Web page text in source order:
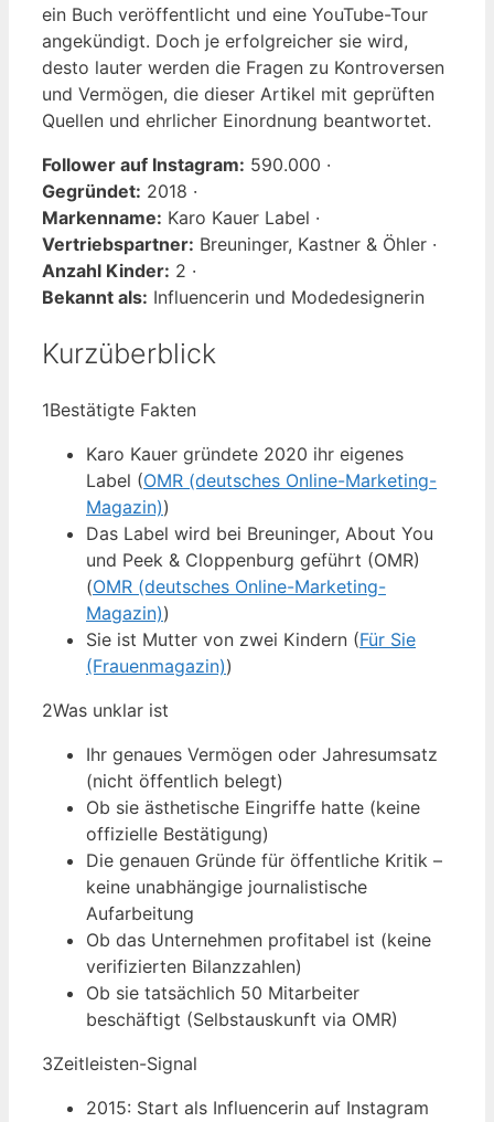
ein Buch veröffentlicht und eine YouTube-Tour
angekündigt. Doch je erfolgreicher sie wird,
desto lauter werden die Fragen zu Kontroversen
und Vermögen, die dieser Artikel mit geprüften
Quellen und ehrlicher Einordnung beantwortet.
Follower auf Instagram: 590.000 ·
Gegründet: 2018 ·
Markenname: Karo Kauer Label ·
Vertriebspartner: Breuninger, Kastner & Öhler ·
Anzahl Kinder: 2 ·
Bekannt als: Influencerin und Modedesignerin
Kurzüberblick
1Bestätigte Fakten
Karo Kauer gründete 2020 ihr eigenes
Label (OMR (deutsches Online-Marketing-
Magazin))
Das Label wird bei Breuninger, About You
und Peek & Cloppenburg geführt (OMR)
(OMR (deutsches Online-Marketing-
Magazin))
Sie ist Mutter von zwei Kindern (Für Sie
(Frauenmagazin))
2Was unklar ist
Ihr genaues Vermögen oder Jahresumsatz
(nicht öffentlich belegt)
Ob sie ästhetische Eingriffe hatte (keine
offizielle Bestätigung)
Die genauen Gründe für öffentliche Kritik –
keine unabhängige journalistische
Aufarbeitung
Ob das Unternehmen profitabel ist (keine
verifizierten Bilanzzahlen)
Ob sie tatsächlich 50 Mitarbeiter
beschäftigt (Selbstauskunft via OMR)
3Zeitleisten-Signal
2015: Start als Influencerin auf Instagram